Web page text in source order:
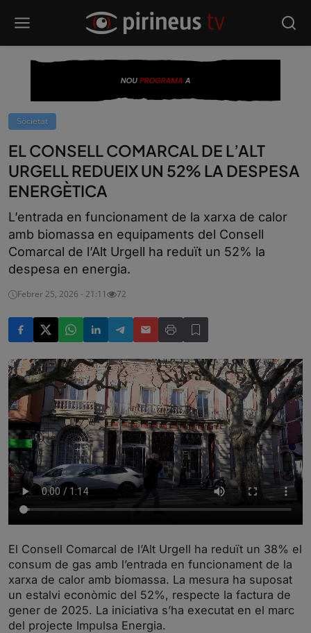
Societat
EL CONSELL COMARCAL DE L’ALT
URGELL REDUEIX UN 52% LA DESPESA
ENERGÈTICA
L’entrada en funcionament de la xarxa de calor
amb biomassa en equipaments del Consell
Comarcal de l’Alt Urgell ha reduït un 52% la
despesa en energia.
Febrer 25, 2026 - 21:11 72
El Consell Comarcal de l’Alt Urgell ha reduït un 38% el
consum de gas amb l’entrada en funcionament de la
xarxa de calor amb biomassa. La mesura ha suposat
un estalvi econòmic del 52%, respecte la factura de
gener de 2025. La iniciativa s’ha executat en el marc
del projecte Impulsa Energia.